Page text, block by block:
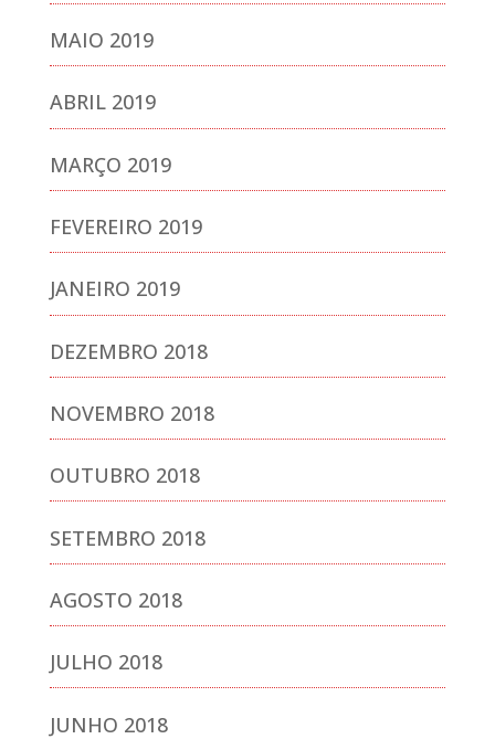
MAIO 2019
ABRIL 2019
MARÇO 2019
FEVEREIRO 2019
JANEIRO 2019
DEZEMBRO 2018
NOVEMBRO 2018
OUTUBRO 2018
SETEMBRO 2018
AGOSTO 2018
JULHO 2018
JUNHO 2018